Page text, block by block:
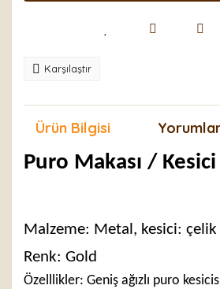
Karşılaştır
Ürün Bilgisi
Puro Makası /
Malzeme: Metal, kesici: çelik
Renk: Gold
Özelllikler: Geniş ağızlı puro